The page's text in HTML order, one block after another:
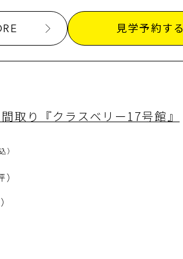
見学予約する
取り『クラスベリー17号館』
）